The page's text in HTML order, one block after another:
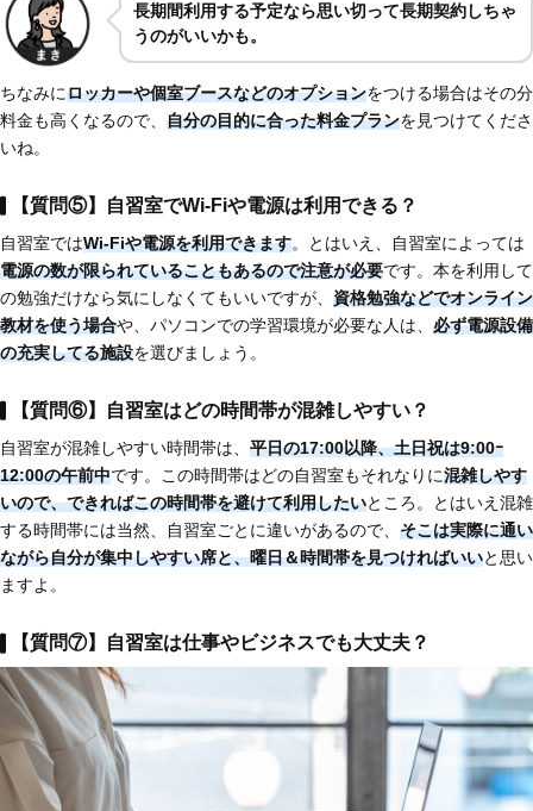
長期間利用する予定なら思い切って長期契約しちゃ
うのがいいかも。
ちなみにロッカーや個室ブースなどのオプションをつける場合はその分
料金も高くなるので、 自分の目的に合った料金プランを見つけてくださ
いね。
【質問⑤】自習室でWi-Fiや電源は利用できる？
自習室ではWi-Fiや電源を利用できます。とはいえ、自習室によっては
電源の数が限られていることもあるので注意が必要です。本を利用して
の勉強だけなら気にしなくてもいいですが、 資格勉強などでオンライン
教材を使う場合や、パソコンでの学習環境が必要な人は、 必ず電源設備
の充実してる施設を選びましょう。
【質問⑥】自習室はどの時間帯が混雑しやすい？
自習室が混雑しやすい時間帯は、 平日の17:00以降、土日祝は9:00ｰ
12:00の午前中です。この時間帯はどの自習室もそれなりに混雑しやす
いので、できればこの時間帯を避けて利用したいところ。とはいえ混雑
する時間帯には当然、自習室ごとに違いがあるので、 そこは実際に通い
ながら自分が集中しやすい席と、曜日＆時間帯を見つければいいと思い
ますよ。
【質問⑦】自習室は仕事やビジネスでも大丈夫？